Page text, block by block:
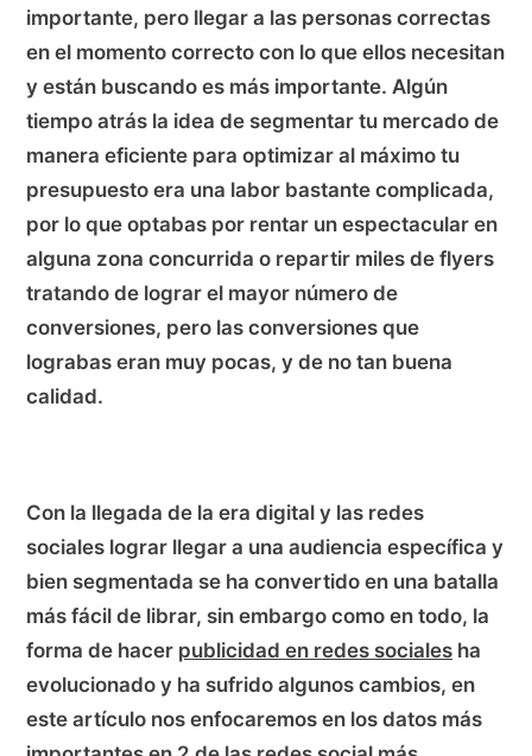
importante, pero llegar a las personas correctas
en el momento correcto con lo que ellos necesitan
y están buscando es más importante. Algún
tiempo atrás la idea de segmentar tu mercado de
manera eficiente para optimizar al máximo tu
presupuesto era una labor bastante complicada,
por lo que optabas por rentar un espectacular en
alguna zona concurrida o repartir miles de flyers
tratando de lograr el mayor número de
conversiones, pero las conversiones que
lograbas eran muy pocas, y de no tan buena
calidad.
Con la llegada de la era digital y las redes
sociales lograr llegar a una audiencia específica y
bien segmentada se ha convertido en una batalla
más fácil de librar, sin embargo como en todo, la
forma de hacer publicidad en redes sociales ha
evolucionado y ha sufrido algunos cambios, en
este artículo nos enfocaremos en los datos más